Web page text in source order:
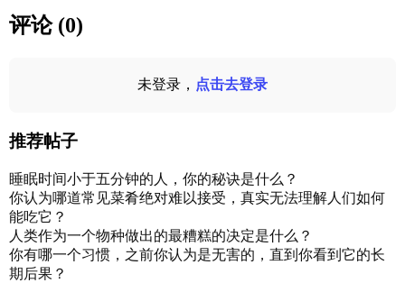
评论 (0)
未登录， 点击去登录
推荐帖子
睡眠时间小于五分钟的人，你的秘诀是什么？
你认为哪道常见菜肴绝对难以接受，真实无法理解人们如何
能吃它？
人类作为一个物种做出的最糟糕的决定是什么？
你有哪一个习惯，之前你认为是无害的，直到你看到它的长
期后果？